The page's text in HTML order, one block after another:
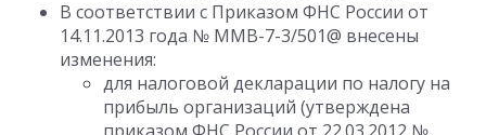
В соответствии с Приказом ФНС России от
14.11.2013 года № ММВ-7-3/501@ внесены
изменения:
для налоговой декларации по налогу на
прибыль организаций (утверждена